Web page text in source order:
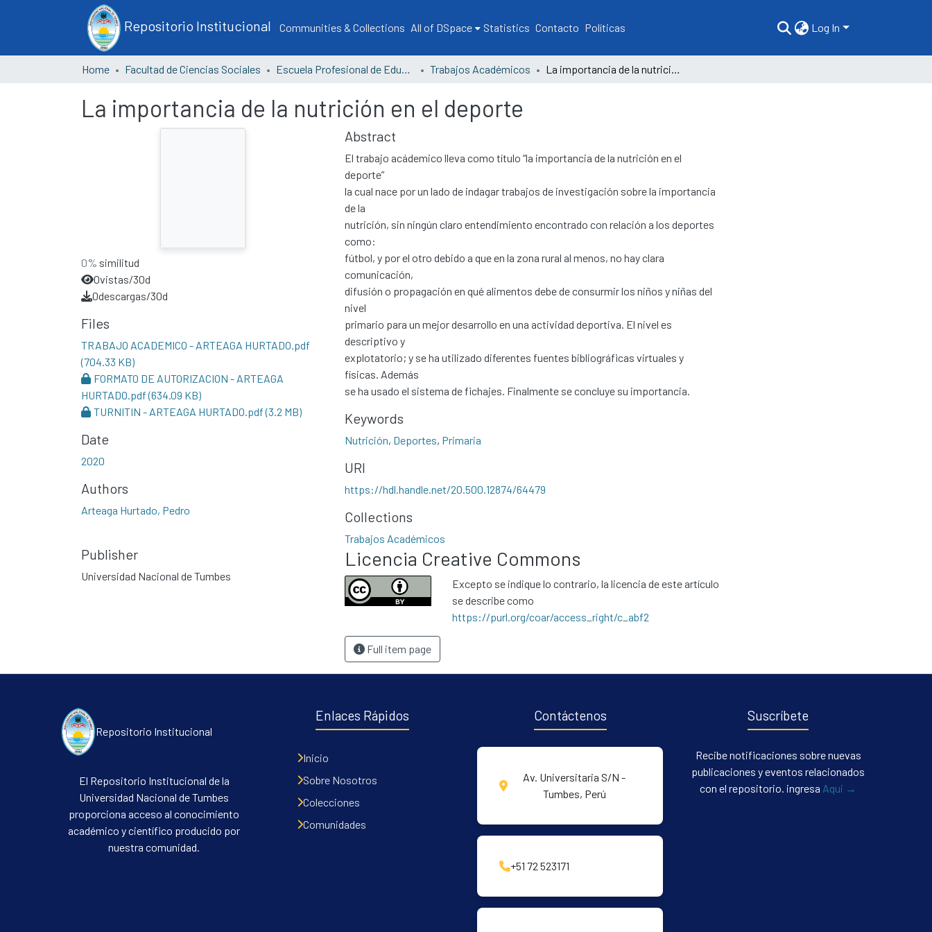
Repositorio Institucional Communities & Collections All of DSpace Statistics Contacto Políticas Log In
Home Facultad de Ciencias Sociales Escuela Profesional de Educación Trabajos Académicos La importancia de la nutrición en el deporte
La importancia de la nutrición en el deporte
0% similitud
0vistas/30d
0descargas/30d
Files
TRABAJO ACADEMICO - ARTEAGA HURTADO.pdf
(704.33 KB)
FORMATO DE AUTORIZACION - ARTEAGA
HURTADO.pdf(634.09 KB)
TURNITIN - ARTEAGA HURTADO.pdf(3.2 MB)
Date
2020
Authors
Arteaga Hurtado, Pedro
Publisher
Universidad Nacional de Tumbes
Abstract
El trabajo acádemico lleva como título “la importancia de la nutrición en el
deporte”
la cual nace por un lado de indagar trabajos de investigación sobre la importancia
de la
nutrición, sin ningún claro entendimiento encontrado con relación a los deportes
como:
fútbol, y por el otro debido a que en la zona rural al menos, no hay clara
comunicación,
difusión o propagación en qué alimentos debe de consurmir los niños y niñas del
nivel
primario para un mejor desarrollo en una actividad deportiva. El nivel es
descriptivo y
explotatorio; y se ha utilizado diferentes fuentes bibliográficas virtuales y
físicas. Además
se ha usado el sistema de fichajes. Finalmente se concluye su importancia.
Keywords
Nutrición, Deportes, Primaria
URI
https://hdl.handle.net/20.500.12874/64479
Collections
Trabajos Académicos
Licencia Creative Commons
Excepto se indique lo contrario, la licencia de este artículo
se describe como
https://purl.org/coar/access_right/c_abf2
Full item page
Repositorio Institucional
El Repositorio Institucional de la
Universidad Nacional de Tumbes
proporciona acceso al conocimiento
académico y científico producido por
nuestra comunidad.
Enlaces Rápidos
Inicio
Sobre Nosotros
Colecciones
Comunidades
Contáctenos
Av. Universitaria S/N -
Tumbes, Perú
+51 72 523171
Suscríbete
Recibe notificaciones sobre nuevas
publicaciones y eventos relacionados
con el repositorio. ingresa Aqui →